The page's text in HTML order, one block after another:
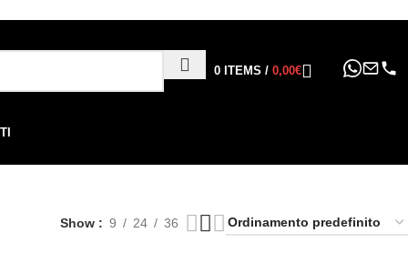
0 ITEMS / 0,00€
Show 9 24 36